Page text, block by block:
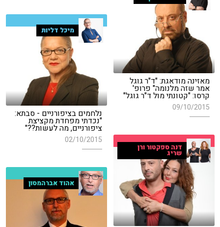
מאזינה מודאגת: "ד"ר גוגל
אמר שזה מלנומה" פרופ'
קרסו: "קטונתי מול ד"ר גוגל"
09/10/2015
מיכל דליות
נלחמים בציפורניים - סבתא:
"נכדתי מפחדת מקציצת
ציפורניים, מה לעשות??"
02/10/2015
דנה ספקטור ורן
שריג
אהוד אברהמסון